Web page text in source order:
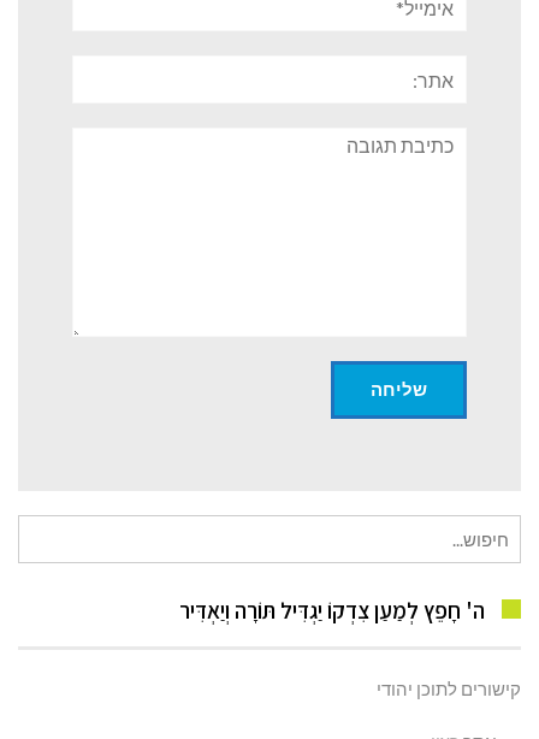
תגובה
עבור:
ה' חָפֵץ לְמַעַן צִדְקוֹ יַגְדִּיל תּוֹרָה וְיַאְדִּיר
קישורים לתוכן יהודי